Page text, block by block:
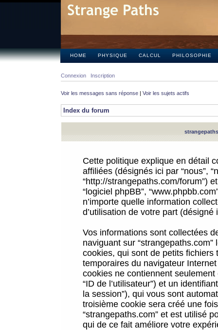
HOME PHYSIQUE CALCUL PHILOSOPHIE
Connexion Inscription
Voir les messages sans réponse | Voir les sujets actifs
Index du forum
Cette politique explique en détail
affiliées (désignés ici par “nous”,
“http://strangepaths.com/forum”)
“logiciel phpBB”,
n’importe quelle information
d’utilisation de votre part (désigné
Vos informations sont collectées
naviguant sur
cookies, qui sont de petits
temporaires du navigateur
cookies ne contiennent
“ID de l’utilisateur”) et un
la session”), qui vous sont
troisième cookie sera créé une
“strangepaths.com” et est utilisé
qui de ce fait améliore votre